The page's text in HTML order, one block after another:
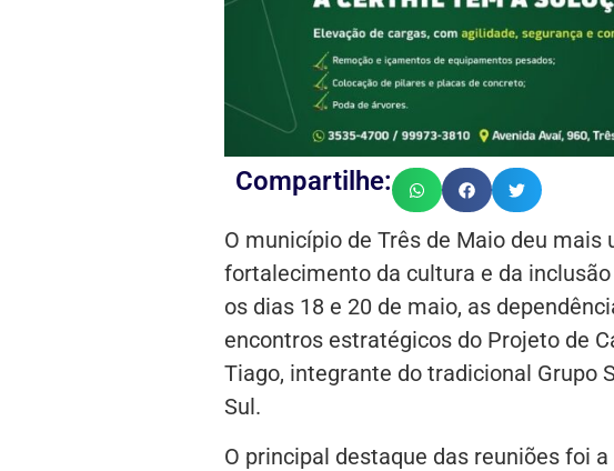
Compartilhe:
O município de Três de Maio deu
fortalecimento da cultura e da
os dias 18 e 20 de maio, as
encontros estratégicos do Projeto de
Tiago, integrante do tradicional Grupo
Sul.
O principal destaque das reuniões foi